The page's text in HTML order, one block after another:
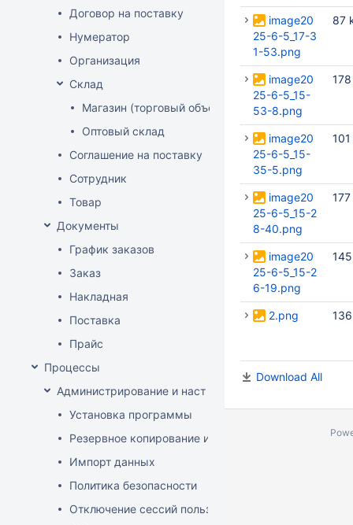
Договор на поставку
Нумератор
Организация
Склад
Магазин (торговый объект)
Оптовый склад
Соглашение на поставку
Сотрудник
Товар
Документы
График заказов
Заказ
Накладная
Поставка
Прайс
Процессы
Администрирование и настройка
Установка программы
Резервное копирование и восстановление базы
Импорт данных
Политика безопасности
Отключение сессий пользователя
image20
25-6-5_17-3
1-53.png
87
image20
25-6-5_15-
53-8.png
image20
25-6-5_15-
35-5.png
image20
25-6-5_15-2
8-40.png
image20
25-6-5_15-2
6-19.png
2.png
Download All